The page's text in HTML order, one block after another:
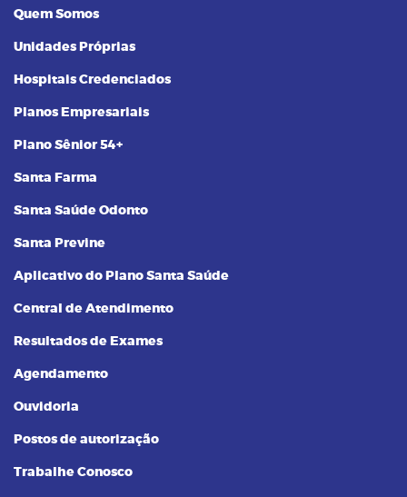
Quem Somos
Unidades Próprias
Hospitais Credenciados
Planos Empresariais
Plano Sênior 54+
Santa Farma
Santa Saúde Odonto
Santa Previne
Aplicativo do Plano Santa Saúde
Central de Atendimento
Resultados de Exames
Agendamento
Ouvidoria
Postos de autorização
Trabalhe Conosco